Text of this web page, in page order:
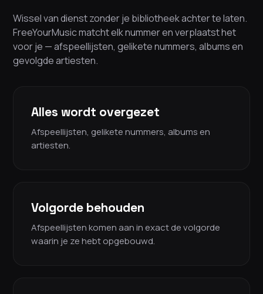
Wissel van dienst zonder je bibliotheek achter te laten.
FreeYourMusic matcht elk nummer en verplaatst het
voor je — afspeellijsten, gelikete nummers, albums en
gevolgde artiesten.
Alles wordt overgezet
Afspeellijsten, gelikete nummers, albums en
artiesten.
Volgorde behouden
Afspeellijsten komen aan in exact de volgorde
waarin je ze hebt opgebouwd.